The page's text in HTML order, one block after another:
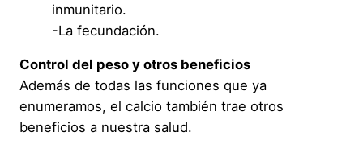
inmunitario.
-La fecundación.
Control del peso y otros beneficios
Además de todas las funciones que ya
enumeramos, el calcio también trae otros
beneficios a nuestra salud.